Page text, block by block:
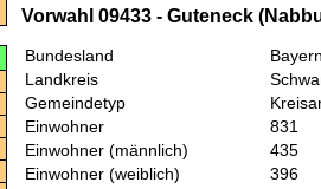
Vorwahl 09433 - Guteneck
Bundesland
Landkreis
Gemeindetyp
Einwohner
831
Einwohner (männlich)
435
Einwohner (weiblich)
396